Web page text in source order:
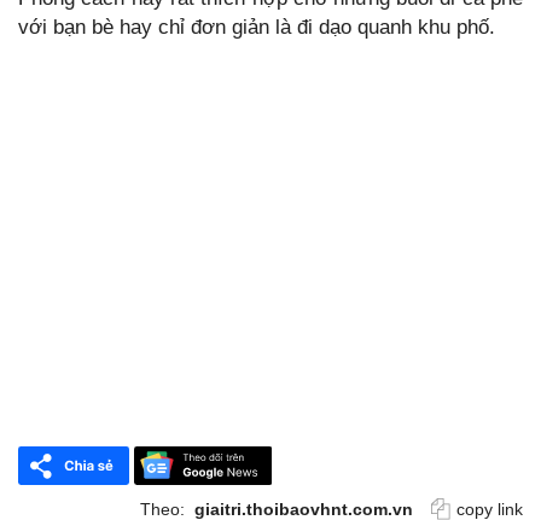
với bạn bè hay chỉ đơn giản là đi dạo quanh khu phố.
Theo: giaitri.thoibaovhnt.com.vn copy link